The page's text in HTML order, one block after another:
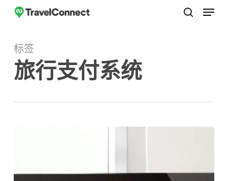
菜单
标签
旅行支付系统